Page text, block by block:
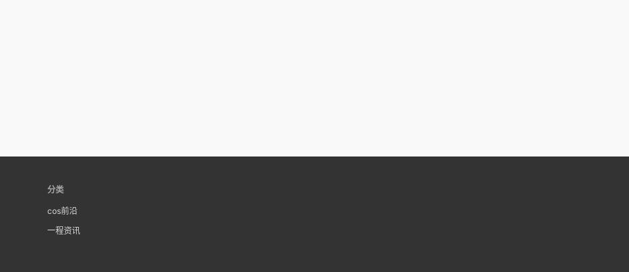
分类
cos前沿
一程资讯